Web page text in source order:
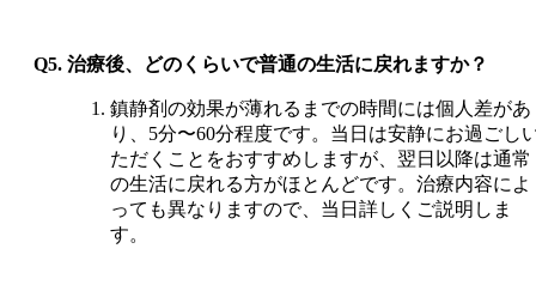
Q5. 治療後、どのくらいで普通の生活に戻れますか？
鎮静剤の効果が薄れるまでの時間には個人差があ
り、5分〜60分程度です。当日は安静にお過ごし
ただくことをおすすめしますが、翌日以降は通常
の生活に戻れる方がほとんどです。治療内容によ
っても異なりますので、当日詳しくご説明しま
す。